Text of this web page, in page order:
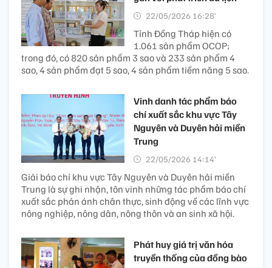
22/05/2026 16:28’
Tỉnh Đồng Tháp hiện có
1.061 sản phẩm OCOP;
trong đó, có 820 sản phẩm 3 sao và 233 sản phẩm 4
sao, 4 sản phẩm đạt 5 sao, 4 sản phẩm tiềm năng 5 sao.
Vinh danh tác phẩm báo
chí xuất sắc khu vực Tây
Nguyên và Duyên hải miền
Trung
22/05/2026 14:14’
Giải báo chí khu vực Tây Nguyên và Duyên hải miền
Trung là sự ghi nhận, tôn vinh những tác phẩm báo chí
xuất sắc phản ánh chân thực, sinh động về các lĩnh vực
nông nghiệp, nông dân, nông thôn và an sinh xã hội.
Phát huy giá trị văn hóa
truyền thống của đồng bào